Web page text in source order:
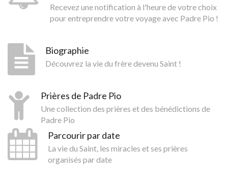
Recevez une notification à l'heure de votre choix
pour entreprendre votre voyage avec Padre Pio !
Biographie
Découvrez la vie du frère devenu Saint !
Prières de Padre Pio
Une collection des prières et des bénédictions de
Padre Pio
Parcourir par date
La vie du Saint, les miracles et ses prières
organisés par date